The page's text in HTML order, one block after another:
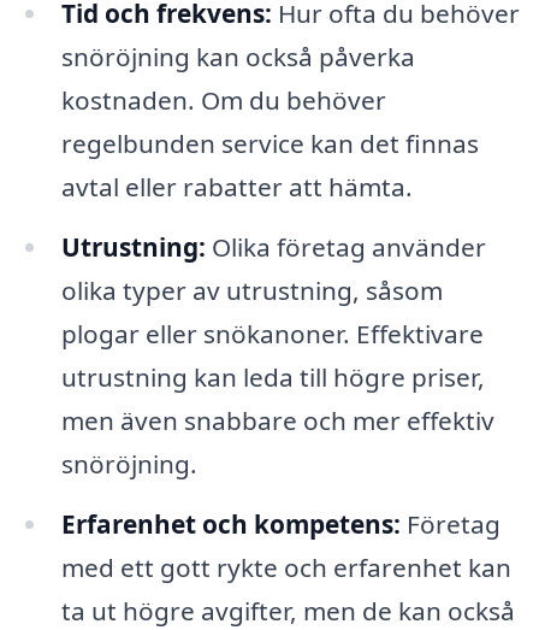
Tid och frekvens: Hur ofta du behöver
snöröjning kan också påverka
kostnaden. Om du behöver
regelbunden service kan det finnas
avtal eller rabatter att hämta.
Utrustning: Olika företag använder
olika typer av utrustning, såsom
plogar eller snökanoner. Effektivare
utrustning kan leda till högre priser,
men även snabbare och mer effektiv
snöröjning.
Erfarenhet och kompetens: Företag
med ett gott rykte och erfarenhet kan
ta ut högre avgifter, men de kan också